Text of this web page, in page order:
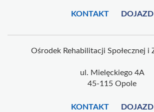
KONTAKT DOJAZD
Ośrodek Rehabilitacji Społecznej i
ul. Mielęckiego 4A
45-115 Opole
KONTAKT DOJAZD